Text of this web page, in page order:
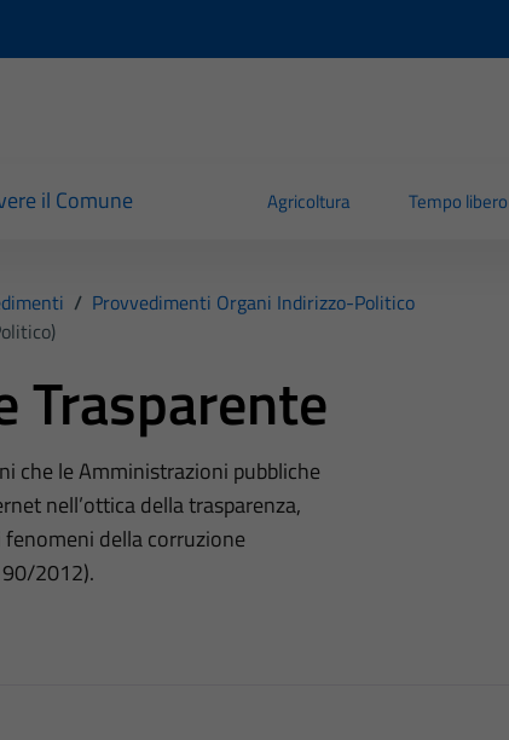
il Comune Agricoltura Tempo libero
/ Provvedimenti Organi Indirizzo-Politico
Trasparente
che le Amministrazioni pubbliche
nell’ottica della trasparenza,
della corruzione
2012).